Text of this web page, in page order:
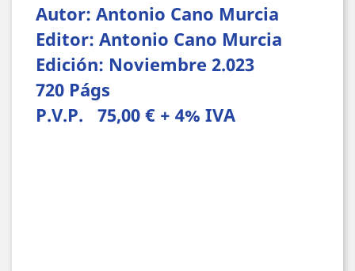
Autor: Antonio Cano Murcia
Editor: Antonio Cano Murcia
Edición: Noviembre 2.023
720 Págs
P.V.P. 75,00 € + 4% IVA